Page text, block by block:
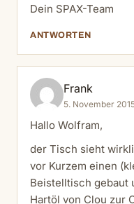
Dein SPAX-Team
ANTWORTEN
Frank
5. November
Hallo Wolfram,
der Tisch sieht
vor Kurzem einen
Beistelltisch gebaut
Hartöl von Clou zur